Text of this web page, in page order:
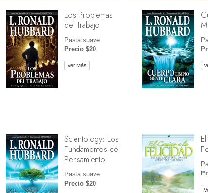
La Causa de la
Investigaciones
Los Fundamentos de la
Los Fundamentos de
Públicas
Los Problemas
del Trabajo
Pasta suave
Precio $20
Ver Más
Scientology: Los
Fundamentos del
Pensamiento
Pasta suave
Precio $20